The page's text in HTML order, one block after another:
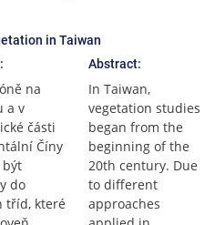
in Taiwan
na
a v
části
Číny
být
do
tříd, které
Abstract:
In Taiwan,
vegetation studies
began from the
beginning of the
20th century. Due
to different
approaches